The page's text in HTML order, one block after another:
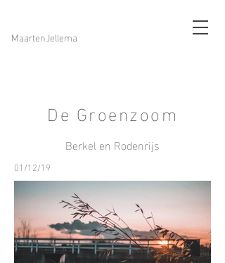
MaartenJellema
De Groenzoom
Berkel en Rodenrijs
01/12/19